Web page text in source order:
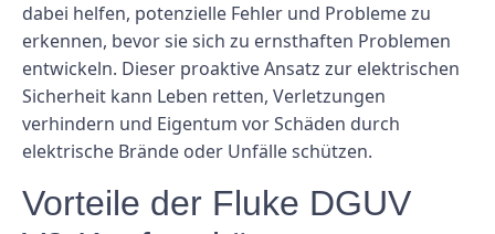
dabei helfen, potenzielle Fehler und Probleme zu
erkennen, bevor sie sich zu ernsthaften Problemen
entwickeln. Dieser proaktive Ansatz zur elektrischen
Sicherheit kann Leben retten, Verletzungen
verhindern und Eigentum vor Schäden durch
elektrische Brände oder Unfälle schützen.
Vorteile der Fluke DGUV